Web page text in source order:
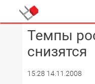
Темпы
снизятся
15:28 14.11.2008